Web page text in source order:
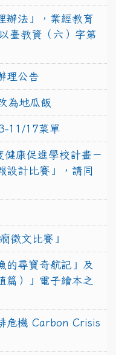
辦法」，業經教育
臺教資（六）字第
理公告
為地瓜飯
11/17菜單
康促進學校計畫－
設計比賽」，請同
徵文比賽」
的尋寶奇航記」及
篇）」電子繪本之
危機 Carbon Crisis